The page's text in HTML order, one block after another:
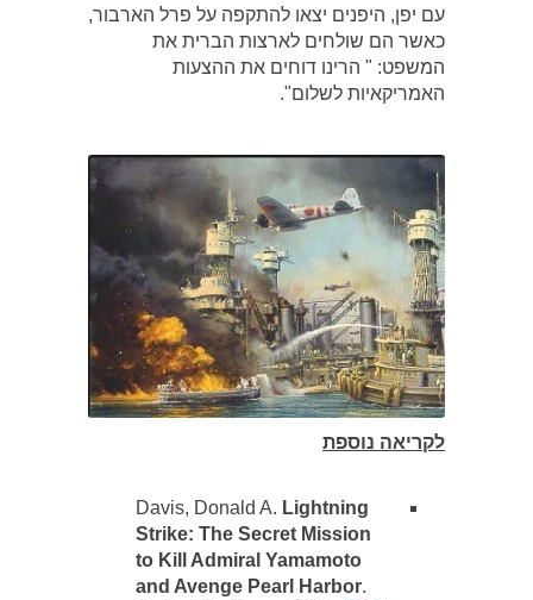
עם יפן, היפנים יצאו להתקפה על פרל הארבור,
כאשר הם שולחים לארצות הברית את
המשפט: " הרינו דוחים את ההצעות
האמריקאיות לשלום".
לקריאה נוספת
Davis, Donald A. Lightning
Strike: The Secret Mission
to Kill Admiral Yamamoto
and Avenge Pearl Harbor.